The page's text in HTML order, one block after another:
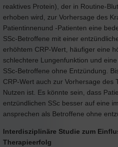
reaktives Protein), der in Routine-
erhoben wird, zur Vorhersage des
Patientinnenund -Patienten eine
SSc-Betroffene mit einer
erhöhtem CRP-Wert, häufiger eine
schlechtere Lungenfunktion und
SSc-Betroffene ohne Entzündung.
CRP-Wert auch zur Vorhersage des
Nutzen ist. Es könnte sein, dass
entzündlichen SSc besser auf eine
ansprechen als Betroffene ohne
Interdisziplinäre Studie zum
Therapieerfolg